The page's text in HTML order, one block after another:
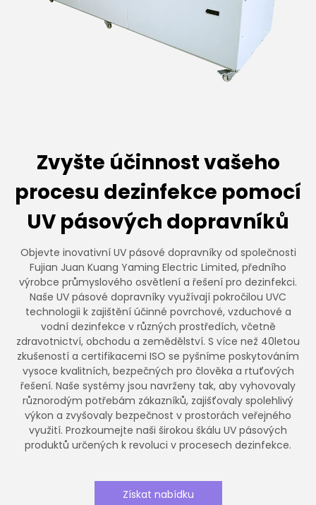
Zvyšte účinnost vašeho
procesu dezinfekce pomocí
UV pásových dopravníků
Objevte inovativní UV pásové dopravníky od společnosti
Fujian Juan Kuang Yaming Electric Limited, předního
výrobce průmyslového osvětlení a řešení pro dezinfekci.
Naše UV pásové dopravníky využívají pokročilou UVC
technologii k zajištění účinné povrchové, vzduchové a
vodní dezinfekce v různých prostředích, včetně
zdravotnictví, obchodu a zemědělství. S více než 40letou
zkušeností a certifikacemi ISO se pyšníme poskytováním
vysoce kvalitních, bezpečných pro člověka a rtuťových
řešení. Naše systémy jsou navrženy tak, aby vyhovovaly
různorodým potřebám zákazníků, zajišťovaly spolehlivý
výkon a zvyšovaly bezpečnost v prostorách veřejného
využití. Prozkoumejte naši širokou škálu UV pásových
produktů určených k revoluci v procesech dezinfekce.
Získat nabídku